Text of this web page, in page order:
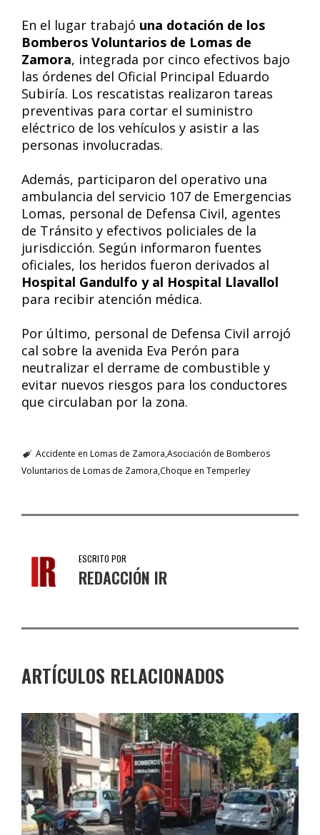
En el lugar trabajó una dotación de los
Bomberos Voluntarios de Lomas de
Zamora, integrada por cinco efectivos bajo
las órdenes del Oficial Principal Eduardo
Subiría. Los rescatistas realizaron tareas
preventivas para cortar el suministro
eléctrico de los vehículos y asistir a las
personas involucradas.
Además, participaron del operativo una
ambulancia del servicio 107 de Emergencias
Lomas, personal de Defensa Civil, agentes
de Tránsito y efectivos policiales de la
jurisdicción. Según informaron fuentes
oficiales, los heridos fueron derivados al
Hospital Gandulfo y al Hospital Llavallol
para recibir atención médica.
Por último, personal de Defensa Civil arrojó
cal sobre la avenida Eva Perón para
neutralizar el derrame de combustible y
evitar nuevos riesgos para los conductores
que circulaban por la zona.
Accidente en Lomas de Zamora Asociación de Bomberos
Voluntarios de Lomas de Zamora Choque en Temperley
ESCRITO POR
REDACCIÓN IR
ARTÍCULOS RELACIONADOS